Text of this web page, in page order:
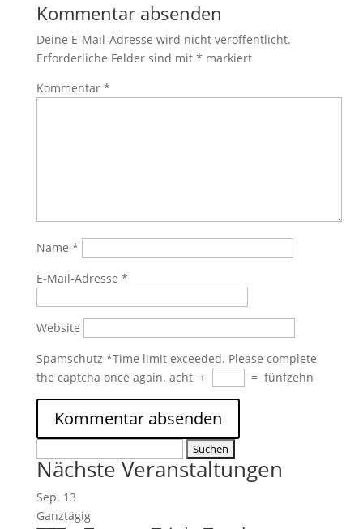
Kommentar absenden
Deine E-Mail-Adresse wird nicht veröffentlicht.
Erforderliche Felder sind mit * markiert
Kommentar *
Name *
E-Mail-Adresse *
Website
Spamschutz *Time limit exceeded. Please complete
the captcha once again. acht + = fünfzehn
nach:
Nächste Veranstaltungen
Sep. 13
Ganztägig